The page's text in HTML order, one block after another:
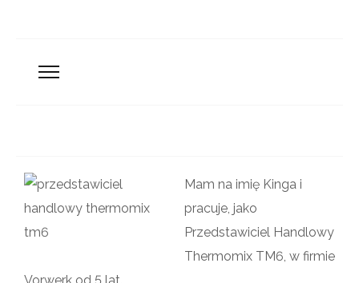
Mam na imię Kinga i
pracuje, jako
Przedstawiciel Handlowy
Thermomix TM6, w firmie